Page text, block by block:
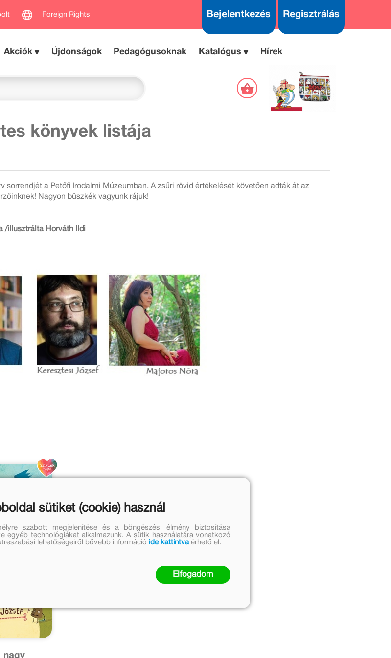
Foreign Rights Bejelentkezés Regisztrálás
Akciók Újdonságok Pedagógusoknak Katalógus Hírek
könyvek listája
sorrendjét a Petőfi Irodalmi Múzeumban. A zsűri rövid értékelését követően adták át az
Nagyon büszkék vagyunk rájuk!
/illusztrálta Horváth Ildi
nagy
sütiket (cookie) használ
szabott megjelenítése és a böngészési élmény biztosítása
egyéb technológiákat alkalmazunk. A sütik használatára vonatkozó
lehetőségeiről bővebb információ ide kattintvaérhető el.
Elfogadom